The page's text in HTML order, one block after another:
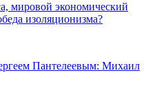
мировой экономический
изоляционизма?
Пантелеевым: Михаил